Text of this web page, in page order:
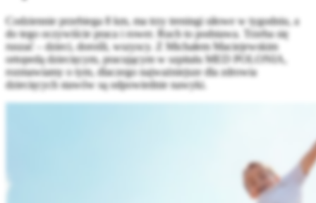
Codziennie przebiega 8 km, ma trzy treningi siłowe w tygodniu, a
do tego oczywiście praca i rower. Ruch to podstawa. Trzeba się
ruszać – dzieci, dorośli, wszyscy. Z Michałem Maciejewskim
ortopedą dziecięcym, pracującym w szpitalu MED POLONIA,
rozmawiamy o tym, dlaczego najważniejsze dla zdrowia
dziecięcych stawów są odpowiednie nawyki.